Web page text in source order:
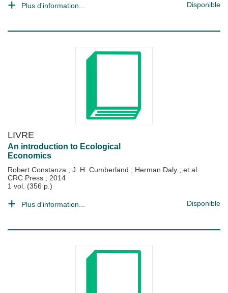
Plus d'information... Disponible
LIVRE
An introduction to Ecological
Economics
Robert Constanza ; J. H. Cumberland ; Herman Daly ; et al.
CRC Press ; 2014
1 vol. (356 p.)
Plus d'information... Disponible